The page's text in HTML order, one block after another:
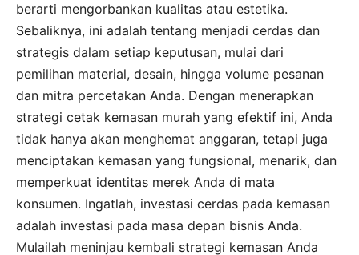
berarti mengorbankan kualitas atau estetika.
Sebaliknya, ini adalah tentang menjadi cerdas dan
strategis dalam setiap keputusan, mulai dari
pemilihan material, desain, hingga volume pesanan
dan mitra percetakan Anda. Dengan menerapkan
strategi cetak kemasan murah yang efektif ini, Anda
tidak hanya akan menghemat anggaran, tetapi juga
menciptakan kemasan yang fungsional, menarik, dan
memperkuat identitas merek Anda di mata
konsumen. Ingatlah, investasi cerdas pada kemasan
adalah investasi pada masa depan bisnis Anda.
Mulailah meninjau kembali strategi kemasan Anda